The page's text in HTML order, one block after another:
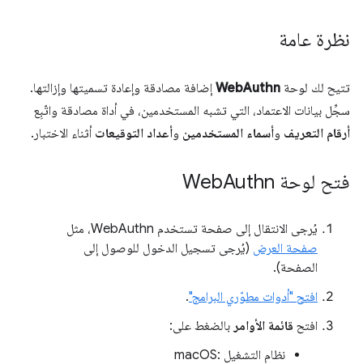
نظرة عامة
تتيح لك لوحة WebAuthn إضافة مصادقة وإعادة تسميتها وإزالتها.
سجِّل بيانات الاعتماد، التي تشبه المستخدمين، في أداة مصادقة واتّبِع
أرقام التعريف وأسماء المستخدمين وأعداد التوقيعات أثناء الاختبار.
فتح لوحة Web Authn
يُرجى الانتقال إلى صفحة تستخدم WebAuthn، مثل
صفحة العرض (يُرجى تسجيل الدخول للوصول إلى
الصفحة).
افتح "أدوات مطوّري البرامج".
افتح قائمة الأوامر بالضغط على:
نظام التشغيل macOS: